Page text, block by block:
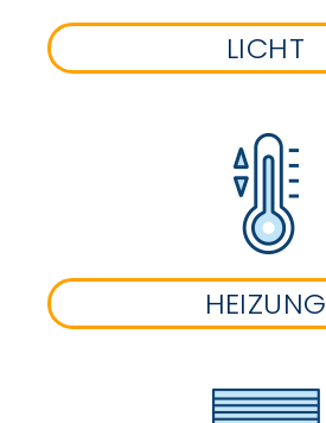
LICHT
HEIZUNG